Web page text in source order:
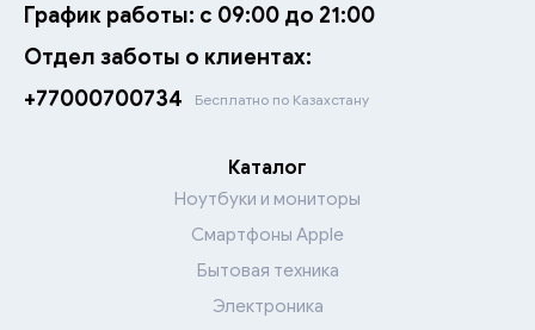
График работы: с 09:00 до 21:00
Отдел заботы о клиентах:
+77000700734
Бесплатно по Казахстану
Каталог
Ноутбуки и мониторы
Смартфоны Apple
Бытовая техника
Электроника